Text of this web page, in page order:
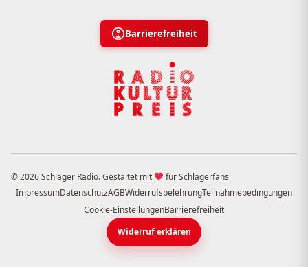
Barrierefreiheit
© 2026 Schlager Radio. Gestaltet mit
für Schlagerfans
ImpressumDatenschutzAGBWiderrufsbelehrungTeilnahmebedingungen
Cookie-EinstellungenBarrierefreiheit
Widerruf erklären